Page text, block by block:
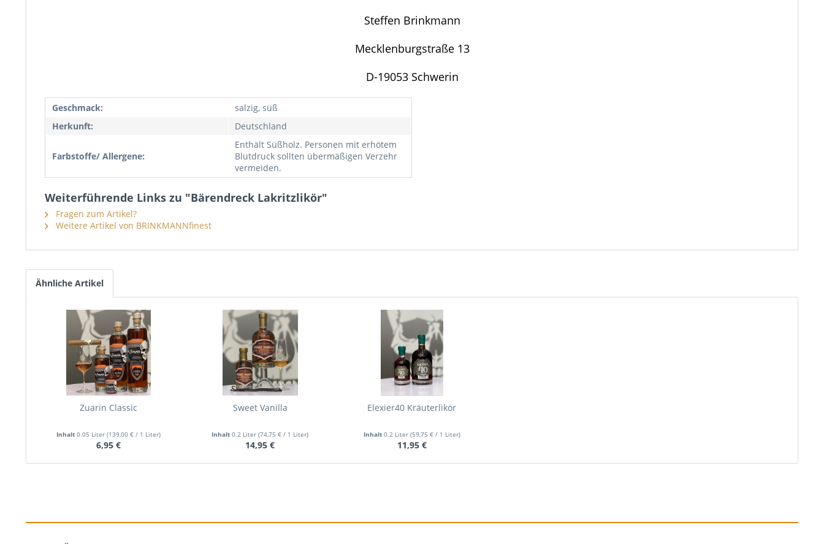
Steffen Brinkmann
Mecklenburgstraße 13
D-19053 Schwerin
Geschmack:
salzig, süß
Herkunft:
Deutschland
Farbstoffe/ Allergene:
Enthält Süßholz. Personen mit erhötem
Blutdruck sollten übermäßigen Verzehr
vermeiden.
Weiterführende Links zu "Bärendreck Lakritzlikör"
Fragen zum Artikel?
Weitere Artikel von BRINKMANNfinest
Ähnliche Artikel
Zuarin Classic
Inhalt 0.05 Liter (139,00 € / 1 Liter)
6,95 €
Sweet Vanilla
Inhalt0.2 Liter(74,75 € / 1 Liter)
14,95 €
Elexier40 Kräuterlikör
Inhalt 0.2 Liter (59,75 € / 1 Liter)
11,95 €